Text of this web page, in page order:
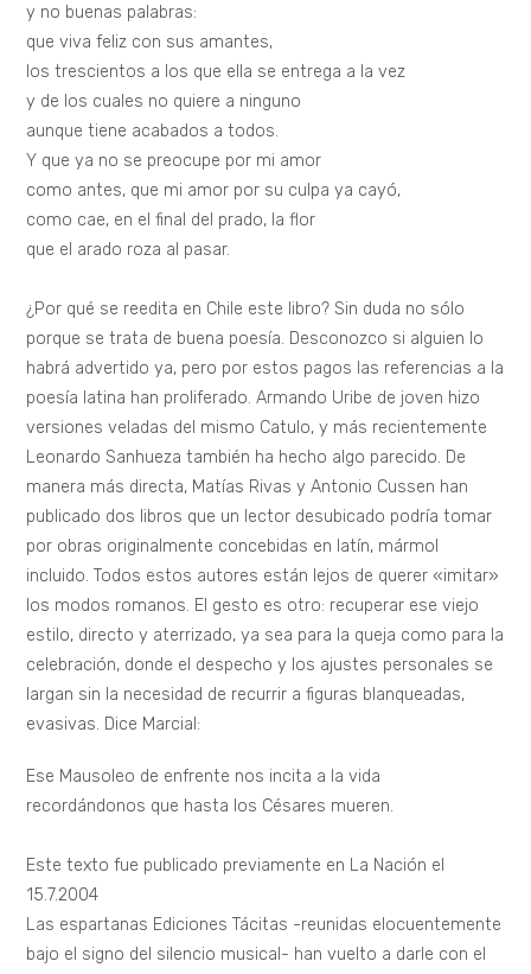
y no buenas palabras:
que viva feliz con sus amantes,
los trescientos a los que ella se entrega a la vez
y de los cuales no quiere a ninguno
aunque tiene acabados a todos.
Y que ya no se preocupe por mi amor
como antes, que mi amor por su culpa ya cayó,
como cae, en el final del prado, la flor
que el arado roza al pasar.
¿Por qué se reedita en Chile este libro? Sin duda no sólo
porque se trata de buena poesía. Desconozco si alguien lo
habrá advertido ya, pero por estos pagos las referencias a la
poesía latina han proliferado. Armando Uribe de joven hizo
versiones veladas del mismo Catulo, y más recientemente
Leonardo Sanhueza también ha hecho algo parecido. De
manera más directa, Matías Rivas y Antonio Cussen han
publicado dos libros que un lector desubicado podría tomar
por obras originalmente concebidas en latín, mármol
incluido. Todos estos autores están lejos de querer «imitar»
los modos romanos. El gesto es otro: recuperar ese viejo
estilo, directo y aterrizado, ya sea para la queja como para la
celebración, donde el despecho y los ajustes personales se
largan sin la necesidad de recurrir a figuras blanqueadas,
evasivas. Dice Marcial:
Ese Mausoleo de enfrente nos incita a la vida
recordándonos que hasta los Césares mueren.
Este texto fue publicado previamente en La Nación el
15.7.2004
Las espartanas Ediciones Tácitas -reunidas elocuentemente
bajo el signo del silencio musical- han vuelto a darle con el